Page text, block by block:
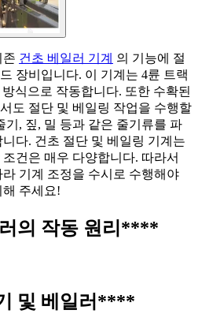
존 건초 베일러 기계 의 기능에 절
장비입니다. 이 기계는 4륜 트랙
식으로 작동합니다. 또한 수확된
도 절단 및 베일링 작업을 수행할
기, 짚, 밀 등과 같은 줄기류를 파
다. 건초 절단 및 베일링 기계는
건은 매우 다양합니다. 따라서
기계 조정을 수시로 수행해야
주세요!
의 작동 원리 ****
및 베일러 ****